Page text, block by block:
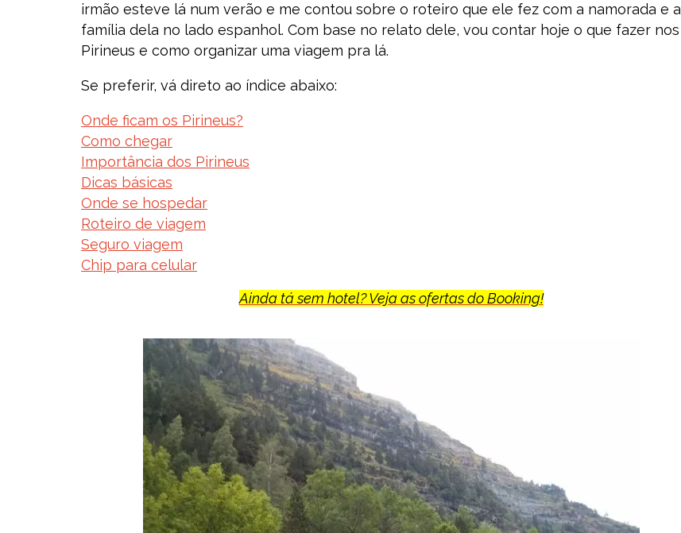
irmão esteve lá num verão e me contou sobre o roteiro que ele fez com a namorada e a
família dela no lado espanhol. Com base no relato dele, vou contar hoje o que fazer nos
Pirineus e como organizar uma viagem pra lá.
Se preferir, vá direto ao índice abaixo:
Onde ficam os Pirineus?
Como chegar
Importância dos Pirineus
Dicas básicas
Onde se hospedar
Roteiro de viagem
Seguro viagem
Chip para celular
Ainda tá sem hotel? Veja as ofertas do Booking!